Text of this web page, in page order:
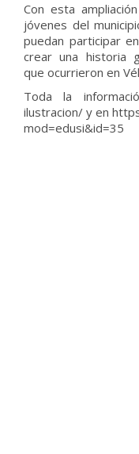
Con esta
jóvenes del
puedan participar
crear una historia
que ocurrieron en
Toda la
ilustracion/ y en
mod=edusi&id=35